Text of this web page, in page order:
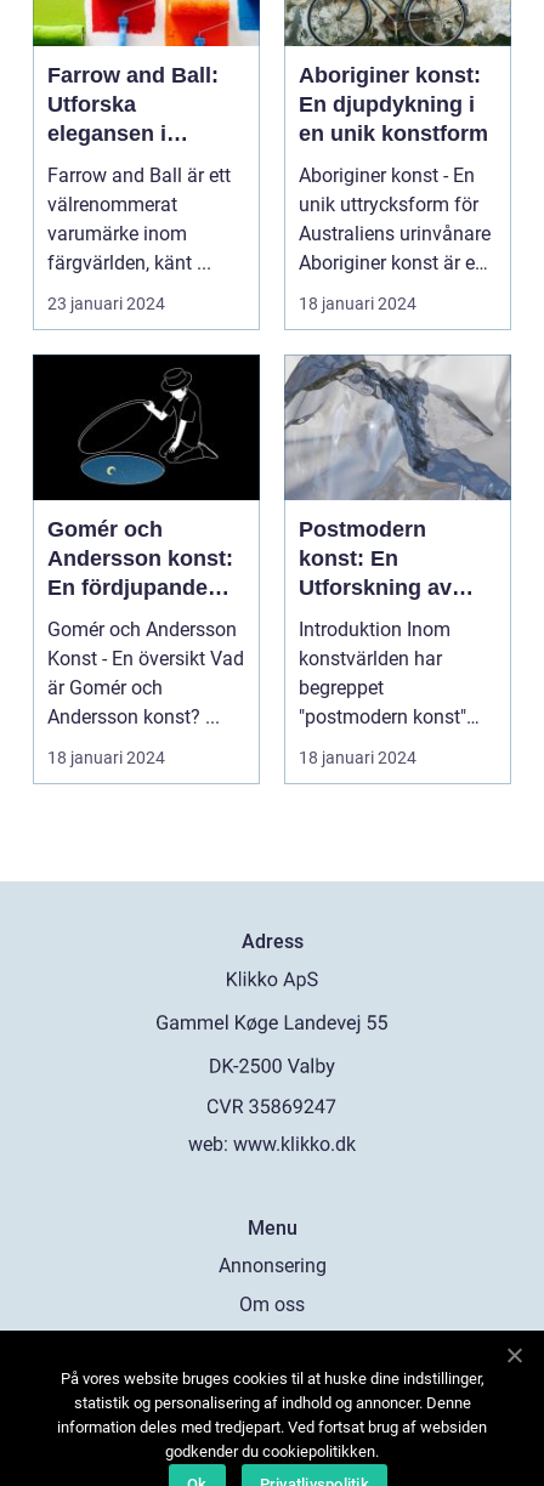
Farrow and Ball:
Utforska
elegansen i
varumärkets färger
Farrow and Ball är ett
välrenommerat
varumärke inom
färgvärlden, känt ...
23 januari 2024
Aboriginer konst:
En djupdykning i
en unik konstform
Aboriginer konst - En
unik uttrycksform för
Australiens urinvånare
Aboriginer konst är en
konstform...
18 januari 2024
Gomér och
Andersson konst:
En fördjupande
översikt
Gomér och Andersson
Konst - En översikt Vad
är Gomér och
Andersson konst? ...
18 januari 2024
Postmodern
konst: En
Utforskning av
Dess Mångfald
och Komplexitet
Introduktion Inom
konstvärlden har
begreppet
"postmodern konst"
fått stor
uppmärksamhet under
18 januari 2024
Adress
web: www.klikko.dk
Menu
Annonsering
Om oss
Kontakta oss
Sitemap
På vores website bruges cookies til at huske dine indstillinger,
statistik og personalisering af indhold og annoncer. Denne
information deles med tredjepart. Ved fortsat brug af websiden
godkender du cookiepolitikken.